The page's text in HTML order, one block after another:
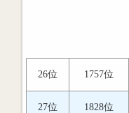
26位 1757位
27位 1828位